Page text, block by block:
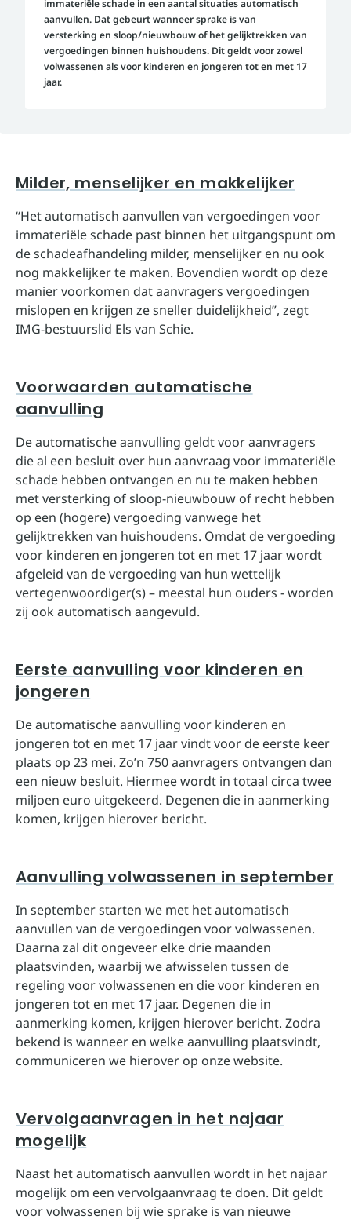
immateriële schade in een aantal situaties automatisch
aanvullen. Dat gebeurt wanneer sprake is van
versterking en sloop/nieuwbouw of het gelijktrekken van
vergoedingen binnen huishoudens. Dit geldt voor zowel
volwassenen als voor kinderen en jongeren tot en met 17
jaar.
Milder, menselijker en makkelijker
“Het automatisch aanvullen van vergoedingen voor
immateriële schade past binnen het uitgangspunt om
de schadeafhandeling milder, menselijker en nu ook
nog makkelijker te maken. Bovendien wordt op deze
manier voorkomen dat aanvragers vergoedingen
mislopen en krijgen ze sneller duidelijkheid”, zegt
IMG-bestuurslid Els van Schie.
Voorwaarden automatische
aanvulling
De automatische aanvulling geldt voor aanvragers
die al een besluit over hun aanvraag voor immateriële
schade hebben ontvangen en nu te maken hebben
met versterking of sloop-nieuwbouw of recht hebben
op een (hogere) vergoeding vanwege het
gelijktrekken van huishoudens. Omdat de vergoeding
voor kinderen en jongeren tot en met 17 jaar wordt
afgeleid van de vergoeding van hun wettelijk
vertegenwoordiger(s) – meestal hun ouders - worden
zij ook automatisch aangevuld.
Eerste aanvulling voor kinderen en
jongeren
De automatische aanvulling voor kinderen en
jongeren tot en met 17 jaar vindt voor de eerste keer
plaats op 23 mei. Zo’n 750 aanvragers ontvangen dan
een nieuw besluit. Hiermee wordt in totaal circa twee
miljoen euro uitgekeerd. Degenen die in aanmerking
komen, krijgen hierover bericht.
Aanvulling volwassenen in september
In september starten we met het automatisch
aanvullen van de vergoedingen voor volwassenen.
Daarna zal dit ongeveer elke drie maanden
plaatsvinden, waarbij we afwisselen tussen de
regeling voor volwassenen en die voor kinderen en
jongeren tot en met 17 jaar. Degenen die in
aanmerking komen, krijgen hierover bericht. Zodra
bekend is wanneer en welke aanvulling plaatsvindt,
communiceren we hierover op onze website.
Vervolgaanvragen in het najaar
mogelijk
Naast het automatisch aanvullen wordt in het najaar
mogelijk om een vervolgaanvraag te doen. Dit geldt
voor volwassenen bij wie sprake is van nieuwe